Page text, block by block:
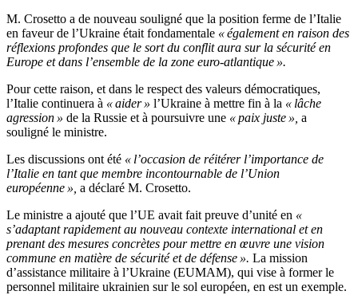
M. Crosetto a de nouveau souligné que la position ferme de l’Italie
en faveur de l’Ukraine était fondamentale « également en raison des
réflexions profondes que le sort du conflit aura sur la sécurité en
Europe et dans l’ensemble de la zone euro-atlantique ».
Pour cette raison, et dans le respect des valeurs démocratiques,
l’Italie continuera à « aider » l’Ukraine à mettre fin à la « lâche
agression » de la Russie et à poursuivre une « paix juste », a
souligné le ministre.
Les discussions ont été « l’occasion de réitérer l’importance de
l’Italie en tant que membre incontournable de l’Union
européenne », a déclaré M. Crosetto.
Le ministre a ajouté que l’UE avait fait preuve d’unité en «
s’adaptant rapidement au nouveau contexte international et en
prenant des mesures concrètes pour mettre en œuvre une vision
commune en matière de sécurité et de défense ». La mission
d’assistance militaire à l’Ukraine (EUMAM), qui vise à former le
personnel militaire ukrainien sur le sol européen, en est un exemple.